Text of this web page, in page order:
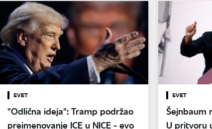
SVET
"Odlična ideja": Tramp podržao
preimenovanje ICE u NICE - evo
SVET
Šejnbaum
U pritvoru